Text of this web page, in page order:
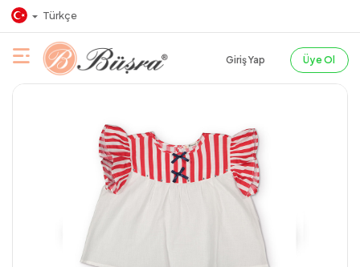
Türkçe
Giriş Yap Üye Ol